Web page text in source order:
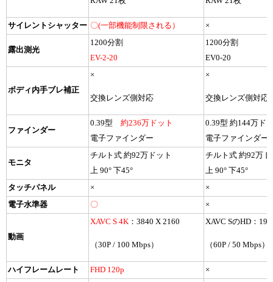
サイレントシャッター 〇(一部機能制限される） ×
露出測光
1200分割
EV-2-20
1200分割
EV0-20
ボディ内手ブレ補正
×
交換レンズ側対応
×
交換レンズ側対応
ファインダー
0.39型 約236万ドット
電子ファインダー
0.39型 約144万ド
電子ファインダー
モニタ
チルト式 約92万ドット
上 90° 下45°
チルト式 約92万ド
上 90° 下45°
タッチパネル
×
×
電子水準器
〇 ×
動画
XAVC S 4K ：3840 X 2160
（30P / 100 Mbps）
XAVC SのHD：
（60P / 50 Mbps）
ハイフレームレート FHD 120p
×